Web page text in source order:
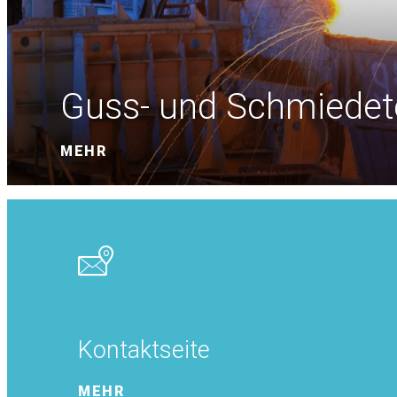
Guss- und
MEHR
Kontaktseite
MEHR